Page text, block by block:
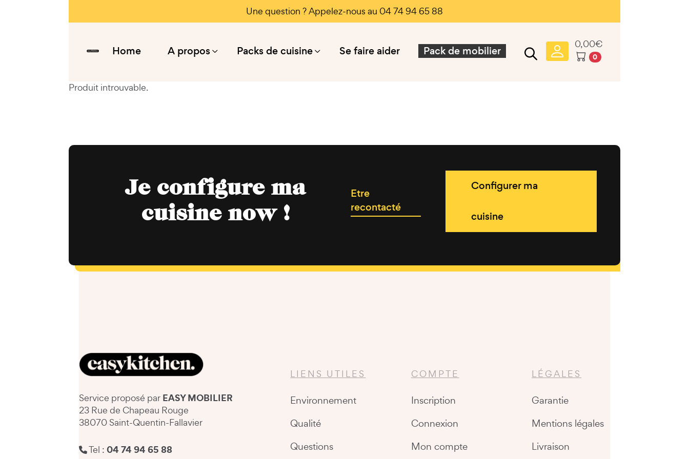
Une question ? Appelez-nous au 04 74 94 65 88
0,00€
0
Home A propos Packs de cuisine Se faire aider Pack de mobilier
Produit introuvable.
Je configure ma
cuisine now !
Etre
recontacté
Configurer ma
cuisine
Service proposé par EASY MOBILIER
23 Rue de Chapeau Rouge
38070 Saint-Quentin-Fallavier
Tel :04 74 94 65 88
LIENS UTILES
Environnement
Qualité
Questions
COMPTE
Inscription
Connexion
Mon compte
LÉGALES
Garantie
Mentions légales
Livraison